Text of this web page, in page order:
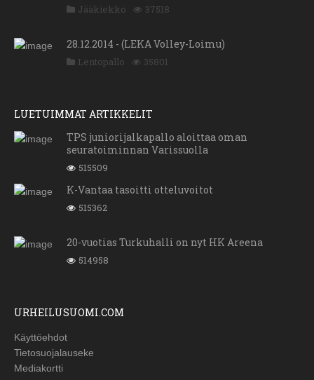
Jääkiekko 37518
28.12.2014 - (LEKA Volley-Loimu)
Lentopallo 35801
LUETUIMMAT ARTIKKELIT
TPS juniorijalkapallo aloittaa oman
seuratoiminnan Varissuolla
515509
K-Vantaa tasoitti otteluvoitot
515362
20-vuotias Turkuhalli on nyt HK Areena
514958
URHEILUSUOMI.COM
Käyttöehdot
Tietosuojalauseke
Mediakortti